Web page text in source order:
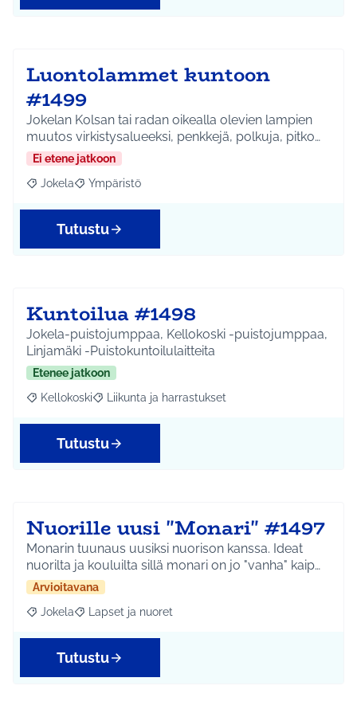
Luontolammet kuntoon
#1499
Jokelan Kolsan tai radan oikealla olevien lampien
muutos virkistysalueeksi, penkkejä, polkuja, pitko…
Ei etene jatkoon
Rajaa tulokset aihepiirin mukaan: Jokela
Jokela Rajaa tulokset teeman mukaan: Ympäristö
Ympäristö
Tutustu
Kuntoilua #1498
Jokela-puistojumppaa, Kellokoski -puistojumppaa,
Linjamäki -Puistokuntoilulaitteita
Etenee jatkoon
Rajaa tulokset aihepiirin mukaan: Kellokoski
Kellokoski Rajaa tulokset teeman mukaan: Liikunta ja
Liikunta ja harrastukset
Tutustu
Nuorille uusi "Monari" #1497
Monarin tuunaus uusiksi nuorison kanssa. Ideat
nuorilta ja kouluilta sillä monari on jo "vanha" kaip…
Arvioitavana
Rajaa tulokset aihepiirin mukaan: Jokela
Jokela Rajaa tulokset teeman mukaan: Lapset ja nuoret
Lapset ja nuoret
Tutustu